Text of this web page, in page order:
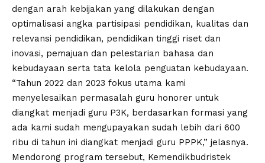
dengan arah kebijakan yang dilakukan dengan
optimalisasi angka partisipasi pendidikan, kualitas dan
relevansi pendidikan, pendidikan tinggi riset dan
inovasi, pemajuan dan pelestarian bahasa dan
kebudayaan serta tata kelola penguatan kebudayaan.
“Tahun 2022 dan 2023 fokus utama kami
menyelesaikan permasalah guru honorer untuk
diangkat menjadi guru P3K, berdasarkan formasi yang
ada kami sudah mengupayakan sudah lebih dari 600
ribu di tahun ini diangkat menjadi guru PPPK,” jelasnya.
Mendorong program tersebut, Kemendikbudristek